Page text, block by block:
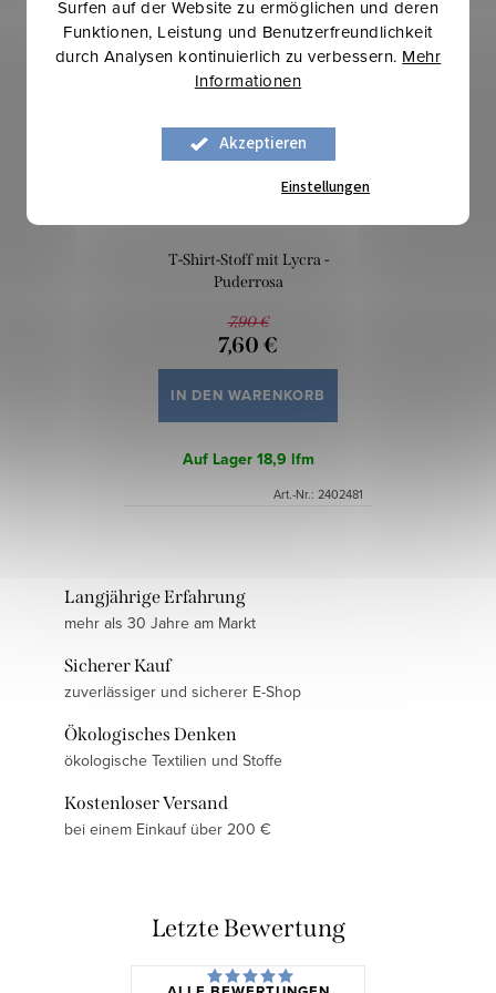
Surfen auf der Website zu ermöglichen und deren
Funktionen, Leistung und Benutzerfreundlichkeit
durch Analysen kontinuierlich zu verbessern. Mehr
Informationen
Akzeptieren
Einstellungen
T-Shirt-Stoff mit Lycra -
Puderrosa
7,90 €
7,60 €
IN DEN WARENKORB
Auf Lager18,9 lfm
Art.-Nr.: 2402481
Langjährige Erfahrung
mehr als 30 Jahre am Markt
Sicherer Kauf
zuverlässiger und sicherer E-Shop
Ökologisches Denken
ökologische Textilien und Stoffe
Kostenloser Versand
bei einem Einkauf über 200 €
Letzte Bewertung